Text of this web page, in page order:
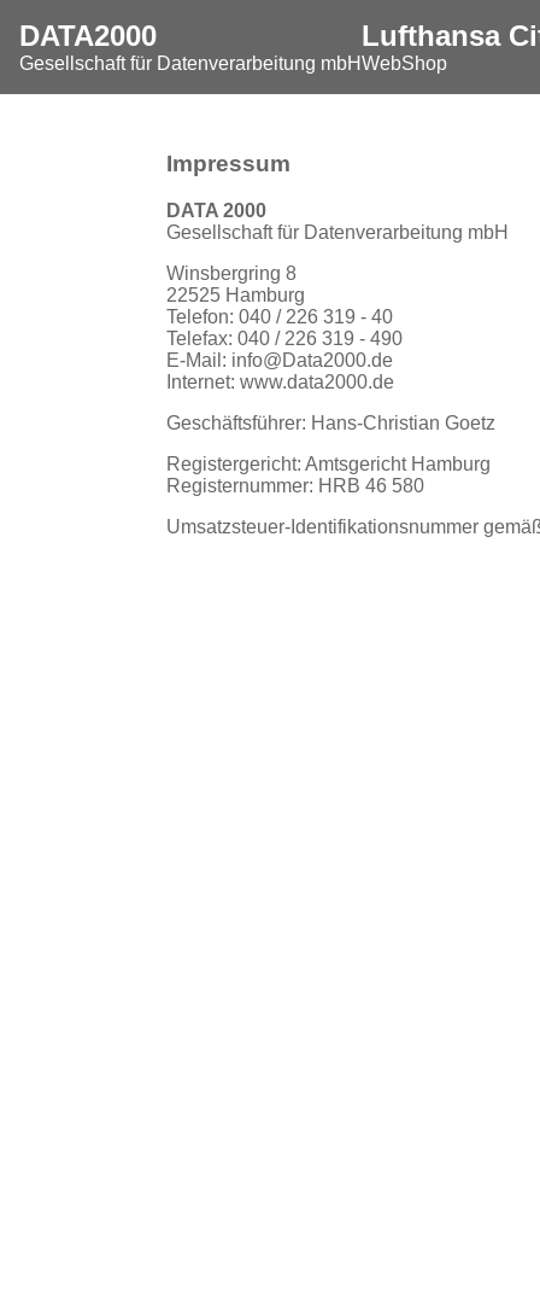
DATA2000
Gesellschaft für Datenverarbeitung mbH
Lufthansa
WebShop
Impressum
DATA 2000
Gesellschaft für Datenverarbeitung mbH
Winsbergring 8
22525 Hamburg
Telefon: 040 / 226 319 - 40
Telefax: 040 / 226 319 - 490
E-Mail: info@Data2000.de
Internet: www.data2000.de
Geschäftsführer: Hans-Christian Goetz
Registergericht: Amtsgericht Hamburg
Registernummer: HRB 46 580
Umsatzsteuer-Identifikationsnummer